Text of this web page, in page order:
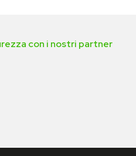
con i nostri partner